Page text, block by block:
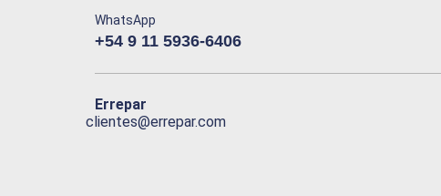
WhatsApp
+54 9 11 5936-6406
Errepar
clientes@errepar.com